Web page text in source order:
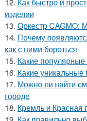
изделии
13. Оркестр CAGMO:
14. Почему
как с ними бороться
15. Какие
16. Какие уникальные
17. Можно ли найти
городе
18. Кремль и